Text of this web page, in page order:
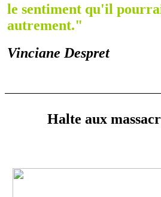
le sentiment qu'il
autrement."
Vinciane Despret
Halte aux